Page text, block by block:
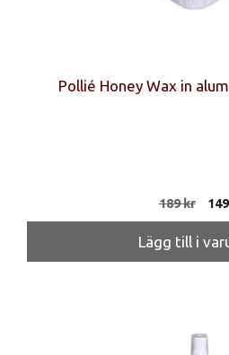
Pollié Honey Wax in
189kr
Det
149
Lägg till i